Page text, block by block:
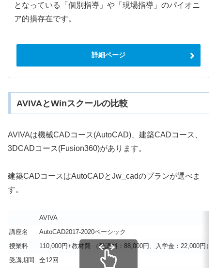
となっている「個別指導」や「現場指導」のパイオニ
ア的損存在です。
詳細ページ
AVIVAとWinスクールの比較
AVIVAは機械CADコース(AutoCAD)、建築CADコース、
3DCADコース(Fusion360)があります。
建築CADコースはAutoCADとJw_cadのプランが選べま
す。
AVIVA
講座名
AutoCAD2017-2020ベーシック
授業料
110,000円+教材費
（受講料：88,000円、入学金：22,000円）
受講期間
全12回